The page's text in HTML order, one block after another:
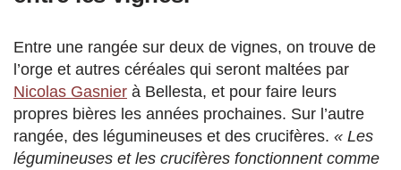
Entre une rangée sur deux de vignes, on trouve de
l’orge et autres céréales qui seront maltées par
Nicolas Gasnier à Bellesta, et pour faire leurs
propres bières les années prochaines. Sur l’autre
rangée, des légumineuses et des crucifères. « Les
légumineuses et les crucifères fonctionnent comme